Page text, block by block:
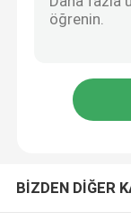
Hidrolik
BİZDEN DİĞER